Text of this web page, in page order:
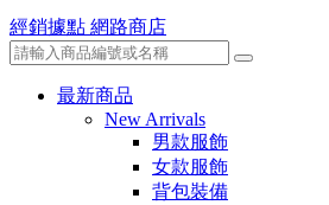
經銷據點 網路商店
最新商品
New Arrivals
男款服飾
女款服飾
背包裝備